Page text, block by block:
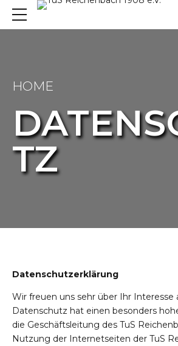
HOME
TZ
Datenschutzerklärung
Wir freuen uns sehr über Ihr Interesse
Datenschutz hat einen besonders
die Geschäftsleitung des TuS
Nutzung der Internetseiten der TuS